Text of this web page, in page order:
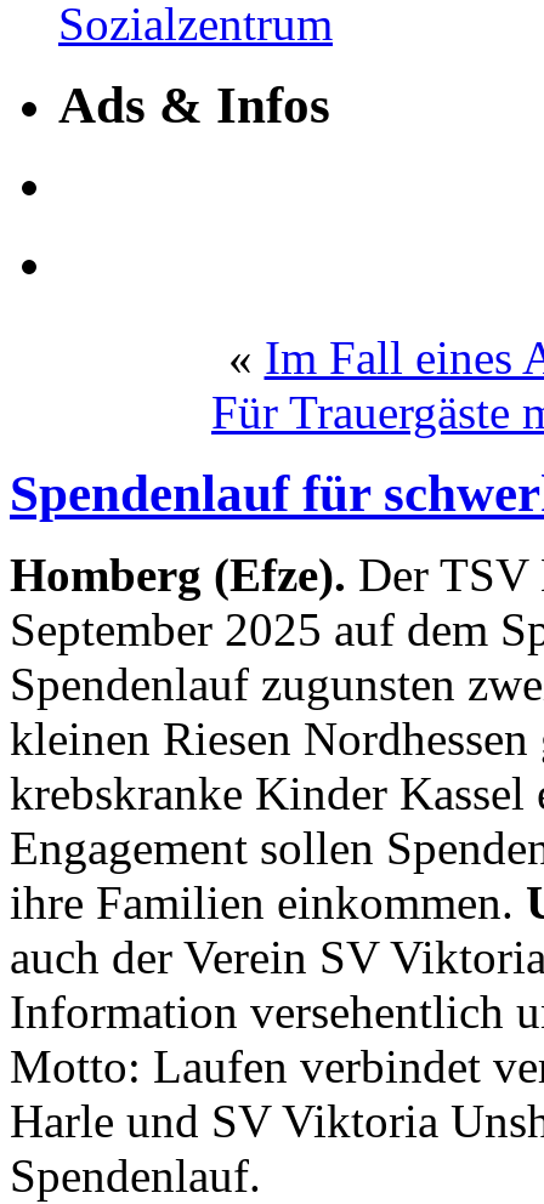
Ads & Infos
« Im Fall eines
Für Trauergäste
Spendenlauf für
Homberg (Efze). Der TSV
September 2025 auf dem
Spendenlauf zugunsten
kleinen Riesen
krebskranke Kinder
Engagement sollen
ihre Familien einkommen.
auch der Verein SV
Information versehentlich
Motto: Laufen verbindet
Harle und SV Viktoria
Spendenlauf.